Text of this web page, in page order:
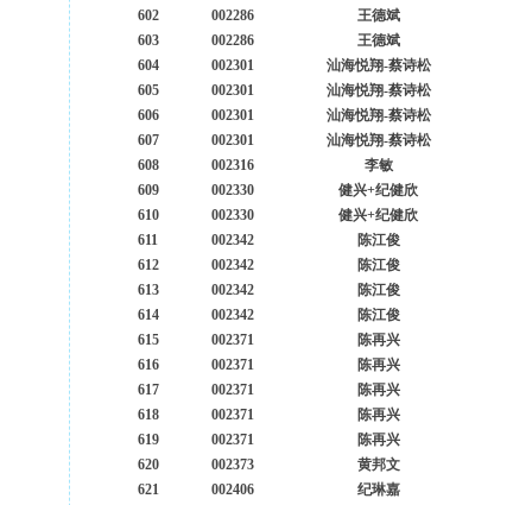
602
002286
王德斌
603
002286
王德斌
604
002301
汕海悦翔-蔡诗松
605
002301
汕海悦翔-蔡诗松
606
002301
汕海悦翔-蔡诗松
607
002301
汕海悦翔-蔡诗松
608
002316
李敏
609
002330
健兴+纪健欣
610
002330
健兴+纪健欣
611
002342
陈江俊
612
002342
陈江俊
613
002342
陈江俊
614
002342
陈江俊
615
002371
陈再兴
616
002371
陈再兴
617
002371
陈再兴
618
002371
陈再兴
619
002371
陈再兴
620
002373
黄邦文
621
002406
纪琳嘉